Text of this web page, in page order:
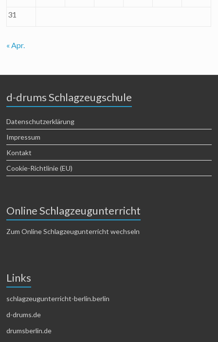
31
« Apr.
d-drums Schlagzeugschule
Datenschutzerklärung
Impressum
Kontakt
Cookie-Richtlinie (EU)
Online Schlagzeugunterricht
Zum Online Schlagzeugunterricht wechseln
Links
schlagzeugunterricht-berlin.berlin
d-drums.de
drumsberlin.de